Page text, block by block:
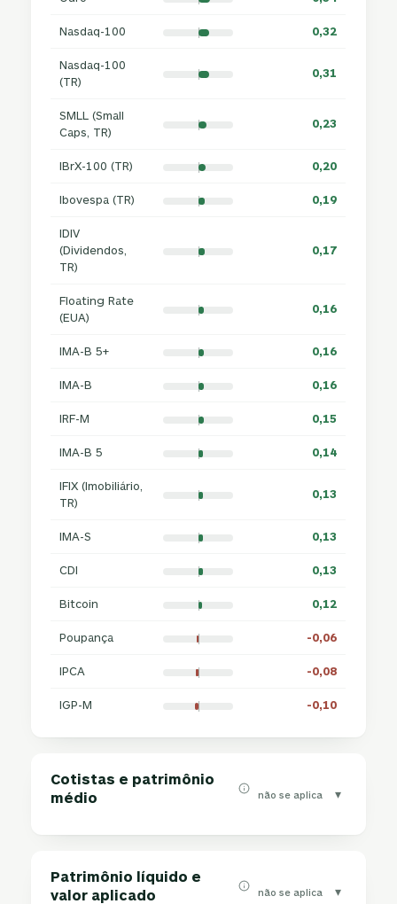
Nasdaq-100 0,32
Nasdaq-100
(TR)
0,31
SMLL (Small
Caps, TR)
0,23
IBrX-100 (TR) 0,20
Ibovespa (TR) 0,19
IDIV
(Dividendos,
TR)
0,17
Floating Rate
(EUA)
0,16
IMA-B 5+ 0,16
IMA-B 0,16
IRF-M 0,15
IMA-B 5 0,14
IFIX (Imobiliário,
TR)
0,13
IMA-S 0,13
CDI 0,13
Bitcoin 0,12
Poupança -0,06
IPCA -0,08
IGP-M -0,10
Cotistas e patrimônio
médio
não se aplica ▾
Patrimônio líquido e
valor aplicado
não se aplica ▾